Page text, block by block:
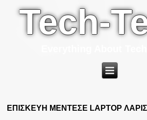
Tech-
ΕΠΙΣΚΕΥΗ ΜΕΝΤΕΣΕ LAPTOP